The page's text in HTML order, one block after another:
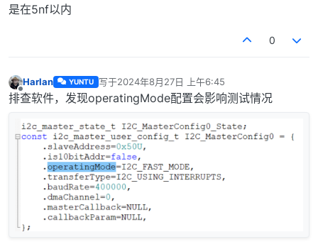
是在5nf以内
0
离线
Harlan YUNTU 写于2024年8月27日 上午6:45
最后由 编辑
排查软件，发现operatingMode配置会影响测试情况